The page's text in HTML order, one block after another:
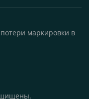
маркировки в